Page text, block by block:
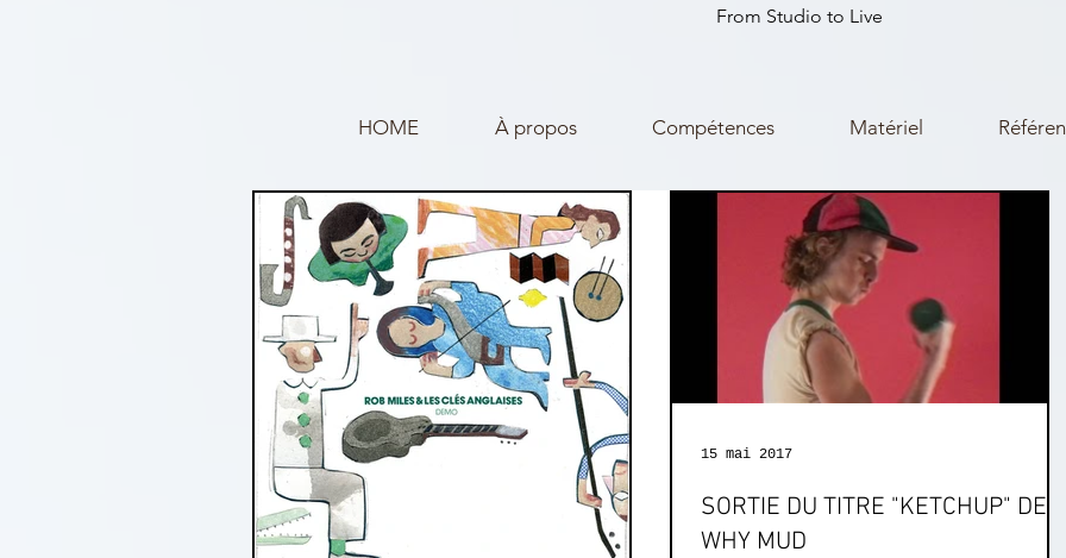
From Studio to Live
HOME À propos Compétences Matériel
SORTIE DU TITRE "KETCHUP" DE
WHY MUD
15 mai 2017